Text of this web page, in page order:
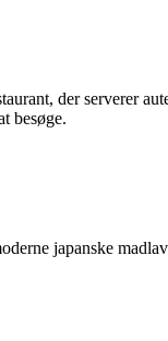
der serverer
besøge.
japanske